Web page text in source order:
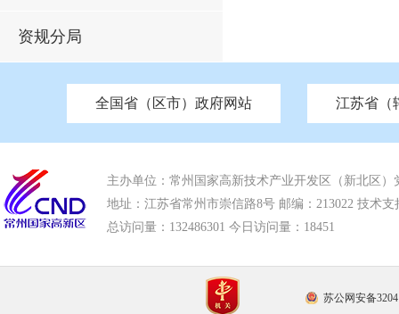
资规分局
全国省（区市）政府网站
北京 天津 重庆 河南 河北 山西
江苏省（
中国江苏 南京市政府 苏州市政府 无锡
市发改委 市工信局 市教育局 市科技局 市
市应急管理局 市审计局 市外事办 市生态
主办单位：常州国家高新技术产业开发区（新北区）
地址：江苏省常州市崇信路8号 邮编：213022 技术支
总访问量： 132486301 今日访问量： 18451
苏公网安备